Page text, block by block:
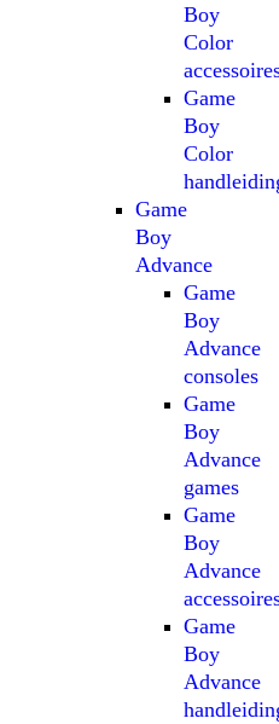
Boy
Color
Game
Boy
Color
Game
Boy
Advance
Game
Boy
Advance
consoles
Game
Boy
Advance
games
Game
Boy
Advance
Game
Boy
Advance